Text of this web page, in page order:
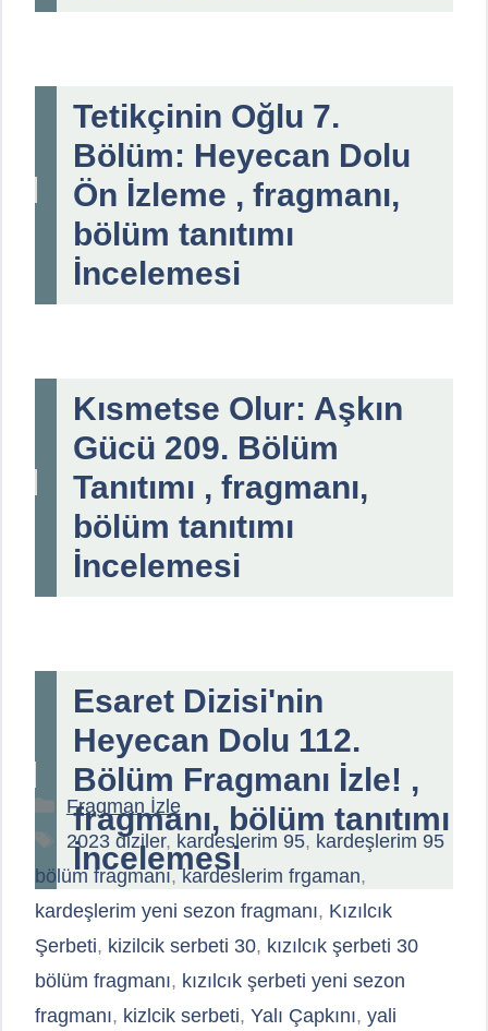
Tetikçinin Oğlu 7.
Bölüm: Heyecan Dolu
Ön İzleme , fragmanı,
bölüm tanıtımı
İncelemesi
Kısmetse Olur: Aşkın
Gücü 209. Bölüm
Tanıtımı , fragmanı,
bölüm tanıtımı
İncelemesi
Esaret Dizisi'nin
Heyecan Dolu 112.
Bölüm Fragmanı İzle! ,
fragmanı, bölüm tanıtımı
İncelemesi
Kategoriler
Fragman İzle
Etiketler
2023 diziler, kardeslerim 95, kardeşlerim 95
bölüm fragmanı,kardeslerim frgaman,
kardeşlerim yeni sezon fragmanı, Kızılcık
Şerbeti, kizilcik serbeti 30, kızılcık şerbeti 30
bölüm fragmanı, kızılcık şerbeti yeni sezon
fragmanı, kizlcik serbeti, Yalı Çapkını, yali